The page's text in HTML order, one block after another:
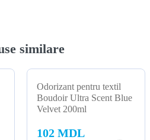
similare
Odorizant pentru textil
Boudoir Ultra Scent Blue
Velvet 200ml
102 MDL